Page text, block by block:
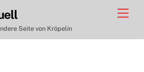
Seite von Kröpelin